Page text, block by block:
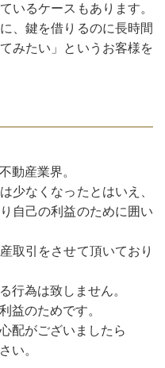
いるケースもあります。
、鍵を借りるのに長時間
みたい」というお客様を
動産業界。
少なくなったとはいえ、
自己の利益のために囲い
取引をさせて頂いており
行為は致しません。
益のためです。
配がございましたら
い。